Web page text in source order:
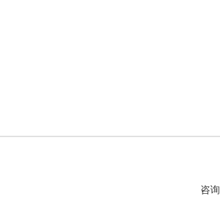
咨询